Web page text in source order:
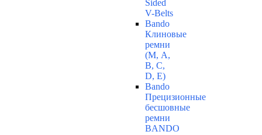
Sided
V-Belts
Bando
Клиновые
ремни
(М, A,
B, C,
D, Е)
Bando
Прецизионные
бесшовные
ремни
BANDO